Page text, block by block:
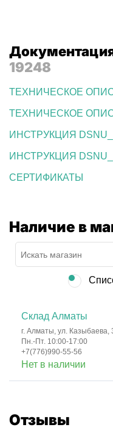
19248
ТЕХНИЧЕСКОЕ
ТЕХНИЧЕСКОЕ
ИНСТРУКЦИЯ
ИНСТРУКЦИЯ
СЕРТИФИКАТЫ
Наличие в
Склад Алматы
г. Алматы, ул. Казыбаева,
Пн.-Пт. 10:00-17:00
+7(776)990-55-56
Нет в наличии
Отзывы